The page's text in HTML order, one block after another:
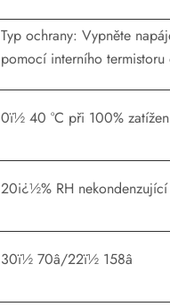
Typ ochrany: Vypněte
pomocí interního
0ï½ 40 °C při 100%
20i¿½% RH nekondenzující
30ï½ 70â/22ï½ 158â